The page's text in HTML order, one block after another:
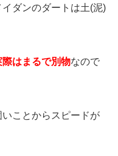
ダンのダートは土(泥)
際はまるで別物なので
ことからスピードが